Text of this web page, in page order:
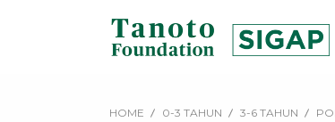
|HOME 0-3 TAHUN 3-6 TAHUN